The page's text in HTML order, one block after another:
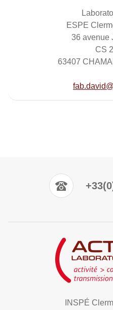
ESPE
36 avenue
CS
63407
INSPÉ